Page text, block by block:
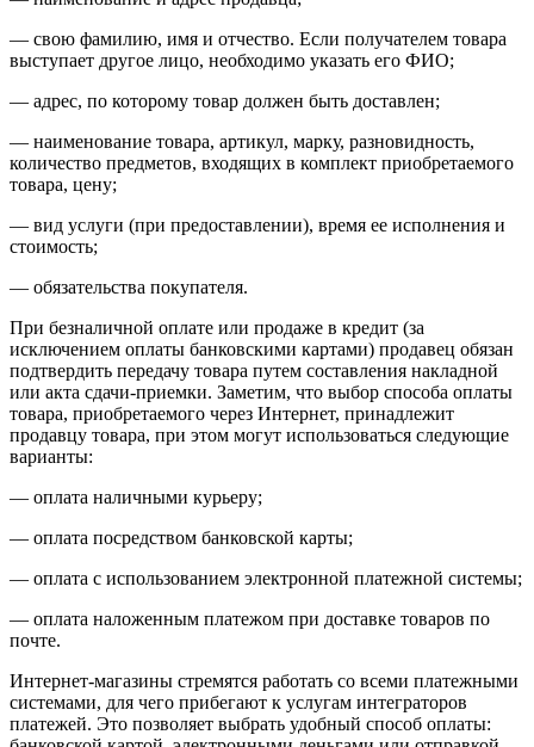
— свою фамилию, имя и отчество. Если получателем товара
выступает другое лицо, необходимо указать его ФИО;
— адрес, по которому товар должен быть доставлен;
— наименование товара, артикул, марку, разновидность,
количество предметов, входящих в комплект приобретаемого
товара, цену;
— вид услуги (при предоставлении), время ее исполнения и
стоимость;
— обязательства покупателя.
При безналичной оплате или продаже в кредит (за
исключением оплаты банковскими картами) продавец обязан
подтвердить передачу товара путем составления накладной
или акта сдачи-приемки. Заметим, что выбор способа оплаты
товара, приобретаемого через Интернет, принадлежит
продавцу товара, при этом могут использоваться следующие
варианты:
— оплата наличными курьеру;
— оплата посредством банковской карты;
— оплата с использованием электронной платежной системы;
— оплата наложенным платежом при доставке товаров по
почте.
Интернет-магазины стремятся работать со всеми платежными
системами, для чего прибегают к услугам интеграторов
платежей. Это позволяет выбрать удобный способ оплаты: